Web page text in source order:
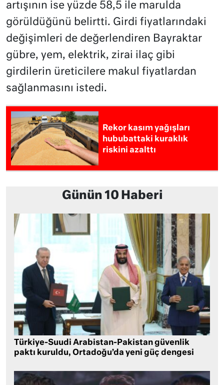
artışının ise yüzde 58,5 ile marulda
görüldüğünü belirtti. Girdi fiyatlarındaki
değişimleri de değerlendiren Bayraktar
gübre, yem, elektrik, zirai ilaç gibi
girdilerin üreticilere makul fiyatlardan
sağlanmasını istedi.
Rekor kasım yağışları
hububattaki kuraklık
riskini azalttı
Günün 10 Haberi
Türkiye-Suudi Arabistan-Pakistan güvenlik
paktı kuruldu, Ortadoğu’da yeni güç dengesi